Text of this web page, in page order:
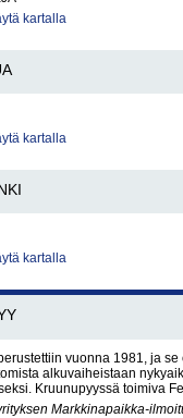
kartalla
kartalla
kartalla
vuonna 1981, ja
alkuvaiheistaan
Kruunupyyssä toimiva
Markkinapaikka-